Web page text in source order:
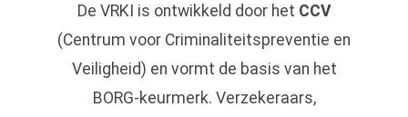
De VRKI is ontwikkeld door het CCV
(Centrum voor Criminaliteitspreventie en
Veiligheid) en vormt de basis van het
BORG-keurmerk. Verzekeraars,